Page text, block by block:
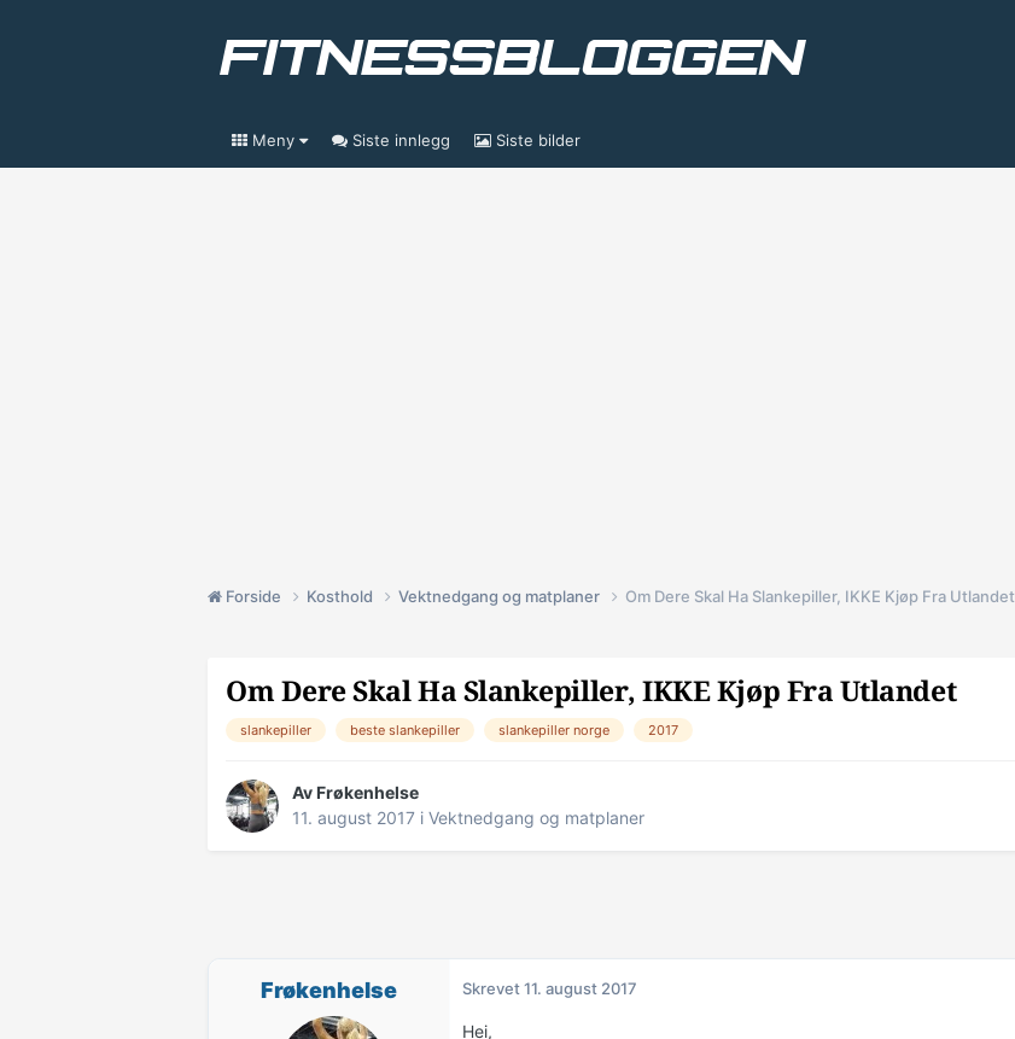
Meny Siste innlegg Siste bilder
Forside Kosthold Vektnedgang og matplaner Om Dere Skal Ha Slankepiller, IKKE Kjøp Fra Utlandet
Om Dere Skal Ha Slankepiller, IKKE Kjøp Fra Utlandet
slankepiller beste slankepiller slankepiller norge 2017
AvFrøkenhelse
11. august 2017 i Vektnedgang og matplaner
Frøkenhelse Skrevet11. august 2017
Hei,